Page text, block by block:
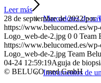
Marcadores de
Instrumentos de
Leer más
28 de septiembre de 2022/por
https://www.belucomed.es/
Logo_web-de-2.jpg 0 0 Team
https://www.belucomed.es/
Logo_web-de-2.jpg Team
04-24 12:59:19Aguja de
© BELUCO med GmbH